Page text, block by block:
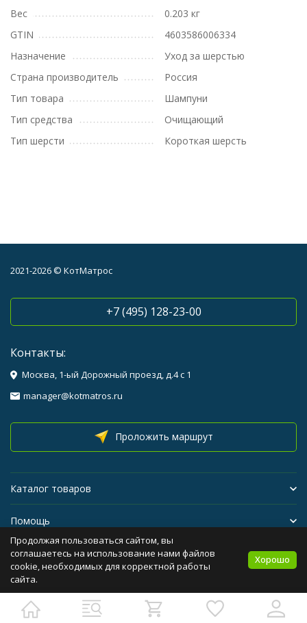
Вес
0.203 кг
GTIN
4603586006334
Назначение
Уход за шерстью
Страна производитель
Россия
Тип товара
Шампуни
Тип средства
Очищающий
Тип шерсти
Короткая шерсть
2021-2026 © КотМатрос
+7 (495) 128-23-00
Контакты:
Москва, 1-ый Дорожный проезд, д.4 с 1
manager@kotmatros.ru
Проложить маршрут
Каталог товаров
Помощь
Бренды
Политика персональных данных Карта сайта
Продолжая пользоваться сайтом, вы
соглашаетесь на использование нами файлов
cookie, необходимых для корректной работы
сайта.
Хорошо